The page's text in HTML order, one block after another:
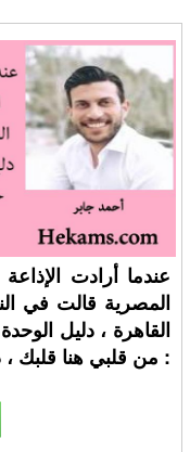
عندما أرادت
المصرية قالت في
القاهرة ، دليل
: من قلبي هنا قلبك ،